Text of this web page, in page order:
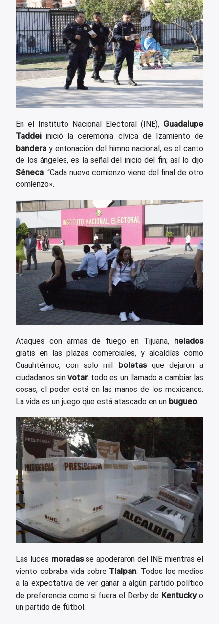
En el Instituto Nacional Electoral (INE), Guadalupe
Taddei inició la ceremonia cívica de Izamiento de
bandera y entonación del himno nacional, es el canto
de los ángeles, es la señal del inicio del fin; así lo dijo
Séneca: “Cada nuevo comienzo viene del final de otro
comienzo».
Ataques con armas de fuego en Tijuana, helados
gratis en las plazas comerciales, y alcaldías como
Cuauhtémoc, con solo mil boletasque dejaron a
ciudadanos sinvotar; todo es un llamado a cambiar las
cosas, el poder está en las manos de los mexicanos.
La vida es un juego que está atascado en un bugueo.
Las luces moradasse apoderaron del INE mientras el
viento cobraba vida sobre Tlalpan. Todos los medios
a la expectativa de ver ganar a algún partido político
de preferencia como si fuera el Derby de Kentuckyo
un partido de fútbol.